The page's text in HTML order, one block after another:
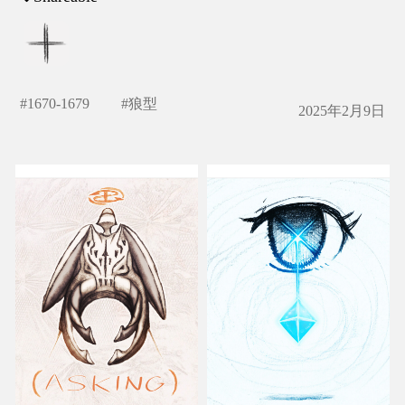
#1670-1679 #狼型 2025年2月9日
たずねてんし